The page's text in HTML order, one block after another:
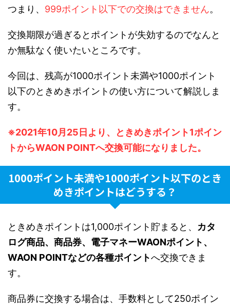
つまり、 999ポイント以下での交換はできません。
交換期限が過ぎるとポイントが失効するのでなんと
か無駄なく使いたいところです。
今回は、残高が1000ポイント未満や1000ポイント
以下のときめきポイントの使い方について解説しま
す。
※2021年10月25日より、ときめきポイント1ポイン
トからWAON POINTへ交換可能になりました。
1000ポイント未満や1000ポイント以下のとき
めきポイントはどうする？
ときめきポイントは1,000ポイント貯まると、 カタ
ログ商品、商品券、電子マネーWAONポイント、
WAON POINTなどの各種ポイントへ交換できま
す。
商品券に交換する場合は、手数料として250ポイン